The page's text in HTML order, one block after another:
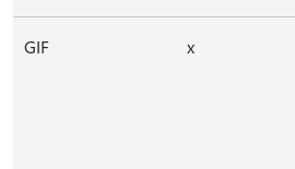
GIF x